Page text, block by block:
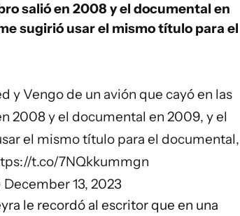
salió en 2008 y el documental en
sugirió usar el mismo título para el
y Vengo de un avión que cayó en las
2008 y el documental en 2009, y el
el mismo título para el documental,
t.co/7NQkkummgn
December 13, 2023
le recordó al escritor que en una